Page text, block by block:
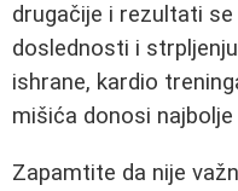
drugačije i rezultati
doslednosti i
ishrane, kardio
mišića donosi
Zapamtite da nije